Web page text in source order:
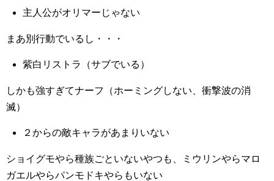
主人公がオリマーじゃない
まあ別行動でいるし・・・
紫白リストラ（サブでいる）
しかも強すぎてナーフ（ホーミングしない、衝撃波の消
滅）
２からの敵キャラがあまりいない
ショイグモやら種族ごといないやつも、ミウリンやらマロ
ガエルやらパンモドキやらもいない